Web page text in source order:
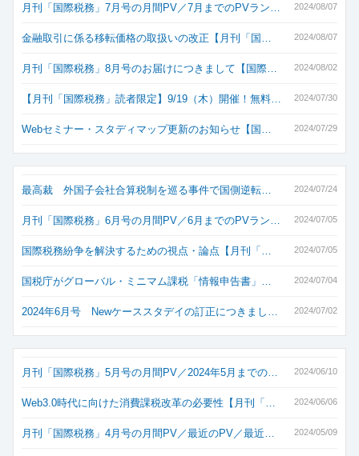
2024/08/07
月刊「国際税務」7月号の月間PV／7月までのPVラン…
2024/08/07
金融取引に係る移転価格の取扱いの改正【月刊「国…
2024/08/02
月刊「国際税務」8月号のお届けにつきまして【国際…
2024/07/30
【月刊「国際税務」読者限定】9/19（木）開催！無料…
2024/07/29
Webセミナー・スタディマップ更新のお知らせ【国…
2024/07/24
最高裁 外国子会社合算税制を巡る事件で国側逆転…
2024/07/05
月刊「国際税務」6月号の月間PV／6月までのPVラン…
2024/07/05
国際税務紛争を解決するための視点・論点【月刊「…
2024/07/04
国税庁がグローバル・ミニマム課税「情報申告書」…
2024/07/02
2024年6月号 Newケーススタデイの訂正につきまし…
2024/06/10
月刊「国際税務」5月号の月間PV／2024年5月までの…
2024/06/06
Web3.0時代に向けた消費課税改革の必要性【月刊「…
2024/05/09
月刊「国際税務」4月号の月間PV／最近のPV／最近…